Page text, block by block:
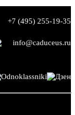
+7 (495) 255-19-35
info@caduceus.ru